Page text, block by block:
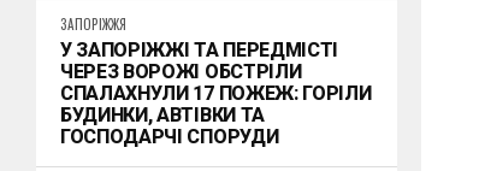
ЗАПОРІЖЖЯ
У ЗАПОРІЖЖІ ТА ПЕРЕДМІСТІ
ЧЕРЕЗ ВОРОЖІ ОБСТРІЛИ
СПАЛАХНУЛИ 17 ПОЖЕЖ: ГОРІЛИ
БУДИНКИ, АВТІВКИ ТА
ГОСПОДАРЧІ СПОРУДИ